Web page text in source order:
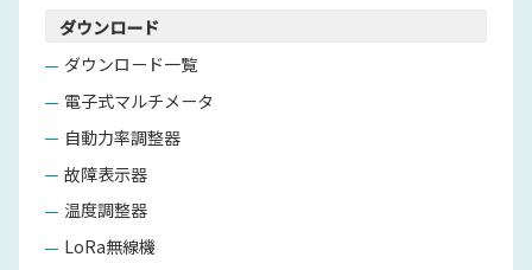
ダウンロード
ダウンロード一覧
電子式マルチメータ
自動力率調整器
故障表示器
温度調整器
LoRa無線機